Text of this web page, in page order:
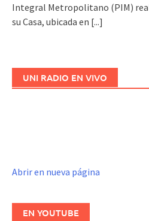
Integral Metropolitano (PIM)
su Casa, ubicada en [...]
UNI RADIO EN VIVO
Abrir en nueva página
EN YOUTUBE